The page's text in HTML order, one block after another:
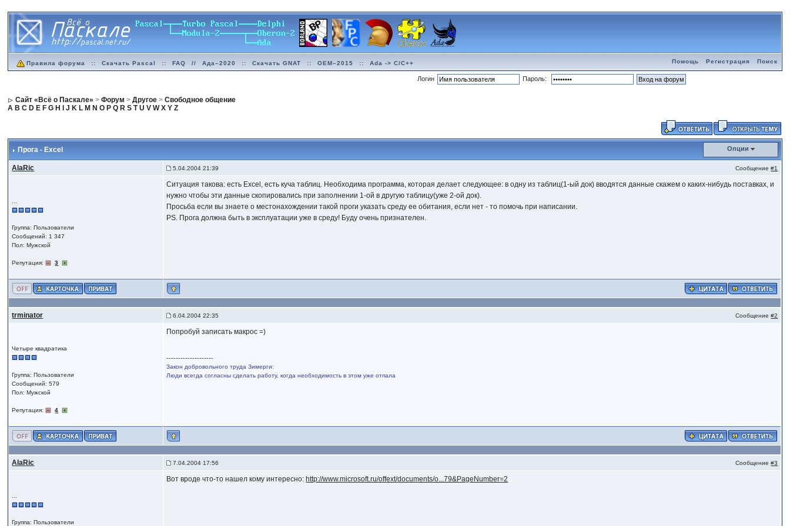
Правила форума :: Скачать Pascal :: FAQ // Ада–2020 :: Скачать GNAT :: OEM–2015 :: Ada -> C/C++ Помощь Регистрация Поиск
Логин Пароль:
Сайт «Всё о Паскале» >Форум >Другое >Свободное общение
A B C D E F G H J K L M N O P Q R S T U V W X Y Z
Прога - Excel Опции
AlaRic 5.04.2004 21:39 Сообщение#1
Группа: Пользователи
Сообщений: 1 347
Пол: Мужской
Репутация: 3
Ситуация такова: есть Excel, есть куча таблиц. Необходима программа, которая делает следующее: в одну из таблиц(1-ый док) вводятся данные скажем о каких-нибудь поставках, и
нужно чтобы эти данные скопировались при заполнении 1-ой в другую таблицу(уже 2-ой док).
Просьба если вы знаете о местонахождении такой проги указать среду ее обитания, если нет - то помочь при написании.
PS. Прога должна быть в эксплуатации уже в среду! Буду очень признателен.
trminator 6.04.2004 22:35 Сообщение#2
Четыре квадратика
Группа: Пользователи
Сообщений: 579
Пол: Мужской
Репутация: 4
Попробуй записать макрос =)
--------------------
Закон добровольного труда Зимерги:
Люди всегда согласны сделать работу, когда необходимость в этом уже отпала
AlaRic 7.04.2004 17:56 Сообщение#3
Группа: Пользователи
Вот вроде что-то нашел кому интересно: http://www.microsoft.ru/offext/documents/o...79&PageNumber=2